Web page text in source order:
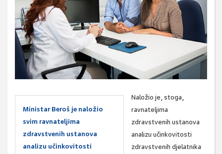
Ministar Beroš je naložio
svim ravnateljima
zdravstvenih ustanova
analizu učinkovitosti
Naložio je, stoga,
ravnateljima
zdravstvenih ustanova
analizu učinkovitosti
zdravstvenih djelatnika